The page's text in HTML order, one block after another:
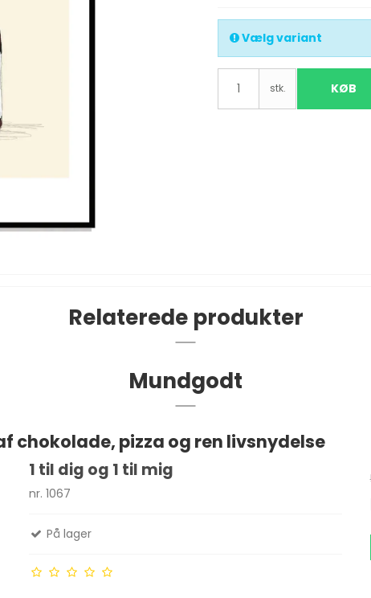
Vælg variant
stk. KØB
Relaterede produkter
Mundgodt
chokolade, pizza og ren livsnydelse
1 til dig og 1 til mig
nr. 1067
På lager